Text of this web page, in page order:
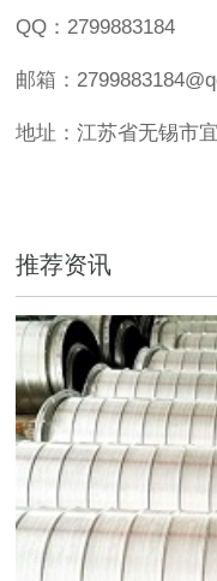
QQ：2799883184
邮箱：
地址：江苏省无锡市
推荐资讯